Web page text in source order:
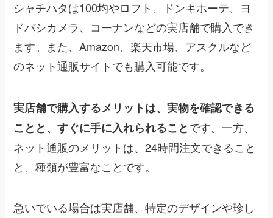
シャチハタは100均やロフト、ドンキホーテ、ヨ
ドバシカメラ、コーナンなどの実店舗で購入でき
ます。また、Amazon、楽天市場、アスクルなど
のネット通販サイトでも購入可能です。
実店舗で購入するメリットは、実物を確認できる
ことと、すぐに手に入れられることです。一方、
ネット通販のメリットは、24時間注文できること
と、種類が豊富なことです。
急いでいる場合は実店舗、特定のデザインや珍し